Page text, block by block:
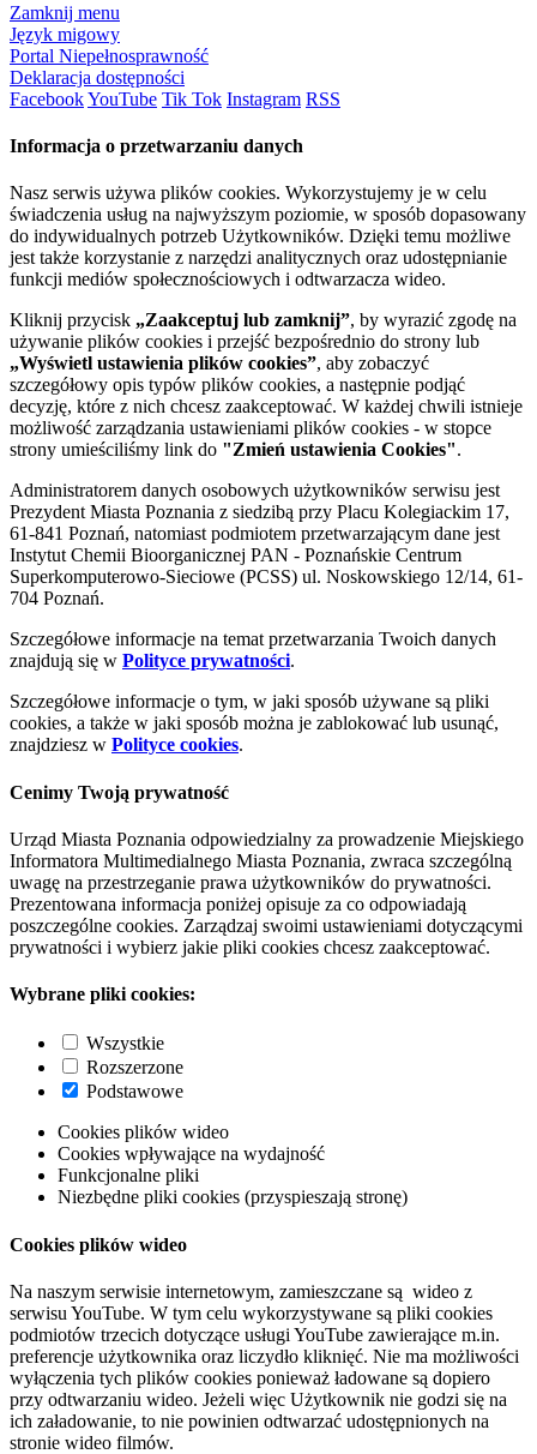
Zamknij menu
Język migowy
Portal Niepełnosprawność
Deklaracja dostępności
FacebookYouTube Tik Tok Instagram RSS
Informacja o przetwarzaniu danych
Nasz serwis używa plików cookies. Wykorzystujemy je w celu
świadczenia usług na najwyższym poziomie, w sposób dopasowany
do indywidualnych potrzeb Użytkowników. Dzięki temu możliwe
jest także korzystanie z narzędzi analitycznych oraz udostępnianie
funkcji mediów społecznościowych i odtwarzacza wideo.
Kliknij przycisk „Zaakceptuj lub zamknij”, by wyrazić zgodę na
używanie plików cookies i przejść bezpośrednio do strony lub
„Wyświetl ustawienia plików cookies”, aby zobaczyć
szczegółowy opis typów plików cookies, a następnie podjąć
decyzję, które z nich chcesz zaakceptować. W każdej chwili istnieje
możliwość zarządzania ustawieniami plików cookies - w stopce
strony umieściliśmy link do "Zmień ustawienia Cookies".
Administratorem danych osobowych użytkowników serwisu jest
Prezydent Miasta Poznania z siedzibą przy Placu Kolegiackim 17,
61-841 Poznań, natomiast podmiotem przetwarzającym dane jest
Instytut Chemii Bioorganicznej PAN - Poznańskie Centrum
Superkomputerowo-Sieciowe (PCSS) ul. Noskowskiego 12/14, 61-
704 Poznań.
Szczegółowe informacje na temat przetwarzania Twoich danych
znajdują się w Polityce prywatności.
Szczegółowe informacje o tym, w jaki sposób używane są pliki
cookies, a także w jaki sposób można je zablokować lub usunąć,
znajdziesz w Polityce cookies.
Cenimy Twoją prywatność
Urząd Miasta Poznania odpowiedzialny za prowadzenie Miejskiego
Informatora Multimedialnego Miasta Poznania, zwraca szczególną
uwagę na przestrzeganie prawa użytkowników do prywatności.
Prezentowana informacja poniżej opisuje za co odpowiadają
poszczególne cookies. Zarządzaj swoimi ustawieniami dotyczącymi
prywatności i wybierz jakie pliki cookies chcesz zaakceptować.
Wybrane pliki cookies:
Wszystkie
Rozszerzone
Podstawowe
Cookies plików wideo
Cookies wpływające na wydajność
Funkcjonalne pliki
Niezbędne pliki cookies (przyspieszają stronę)
Cookies plików wideo
Na naszym serwisie internetowym, zamieszczane są wideo z
serwisu YouTube. W tym celu wykorzystywane są pliki cookies
podmiotów trzecich dotyczące usługi YouTube zawierające m.in.
preferencje użytkownika oraz liczydło kliknięć. Nie ma możliwości
wyłączenia tych plików cookies ponieważ ładowane są dopiero
przy odtwarzaniu wideo. Jeżeli więc Użytkownik nie godzi się na
ich załadowanie, to nie powinien odtwarzać udostępnionych na
stronie wideo filmów.